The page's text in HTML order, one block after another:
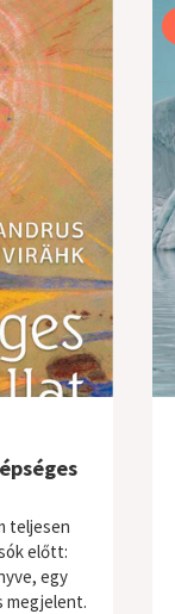
teljesen
előtt:
egy
megjelent.